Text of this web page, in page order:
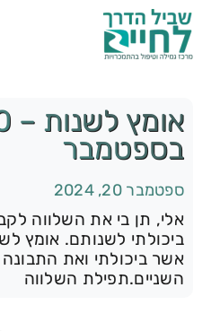
הסיפור שלנו
התמכרויות
תהליך הגמילה
בספטמבר
ספטמבר 20, 2024
אלי, תן בי את השלווה
ביכולתי לשנותם. אומץ
אשר ביכולתי ואת התבונה
השניים.תפילת השלווה